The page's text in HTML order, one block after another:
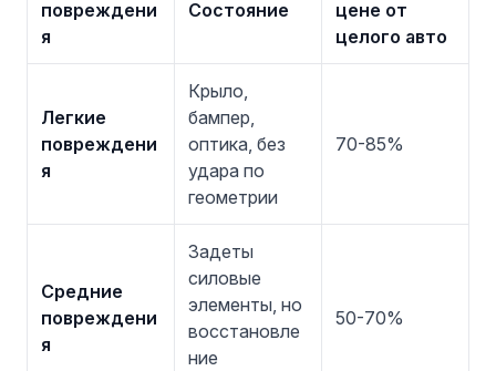
повреждени
я
Состояние
цене от
целого авто
Легкие
повреждени
я
Крыло,
бампер,
оптика, без
удара по
геометрии
70-85%
Средние
повреждени
я
Задеты
силовые
элементы, но
восстановле
ние
50-70%